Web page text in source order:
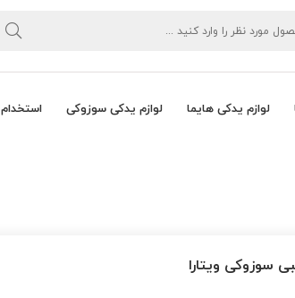
لوازم یدکی هایما لوازم یدکی سوزوکی استخدام
سوزوکی ویتارا